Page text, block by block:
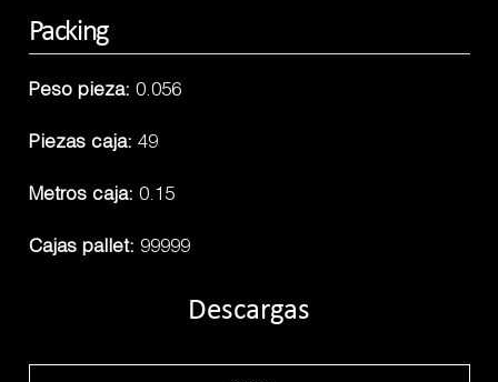
Packing
Peso pieza: 0.056
Piezas caja: 49
Metros caja: 0.15
Cajas pallet: 99999
Descargas